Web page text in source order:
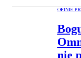
OPINIE
nie